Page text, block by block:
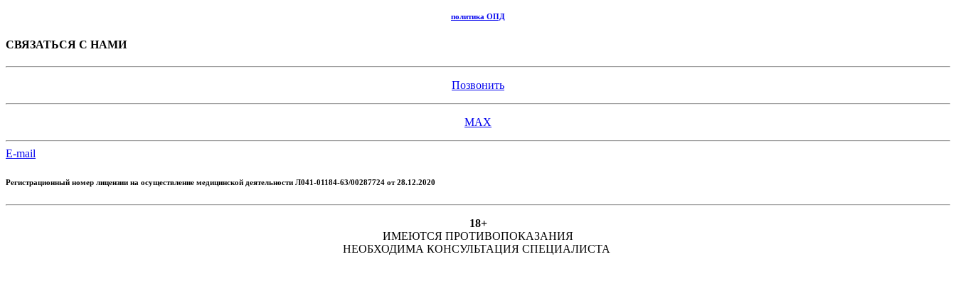
политика ОПД
СВЯЗАТЬСЯ С НАМИ
Позвонить
MAX
E-mail
Регистрационный номер лицензии на осуществление медицинской деятельности Л041-01184-63/00287724 от 28.12.2020
18+
ИМЕЮТСЯ ПРОТИВОПОКАЗАНИЯ
НЕОБХОДИМА КОНСУЛЬТАЦИЯ СПЕЦИАЛИСТА